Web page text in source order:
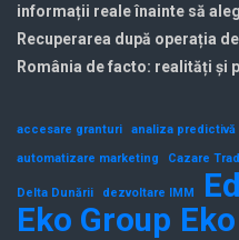
informații reale înainte să
Recuperarea după operația
România de facto: realități și
accesare granturi analiza predictivă
automatizare marketing
Cazare
Delta Dunării dezvoltare IMM
Eko Group